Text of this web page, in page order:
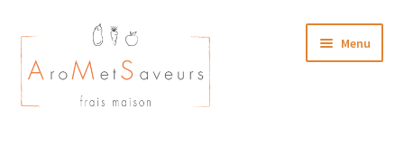
Aller
à
la
navigation
Aller
au
contenu
Menu